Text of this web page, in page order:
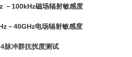
－100kHz磁场辐射敏感度
－40GHz电场辐射敏感度
脉冲群抗扰度测试